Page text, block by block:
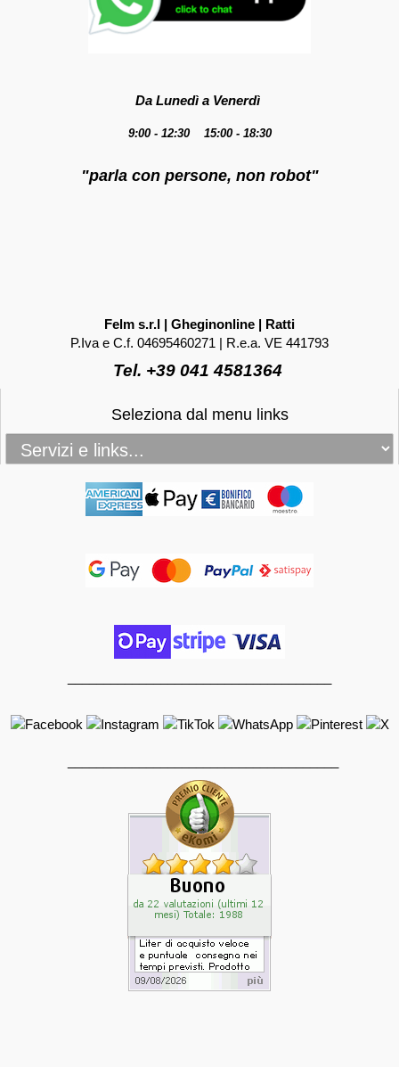
Da Lunedì a Venerdì
9:00 - 12:30 15:00 - 18:30
"parla con persone, non robot"
Felm s.r.l | Gheginonline | Ratti
P.Iva e C.f. 04695460271 | R.e.a. VE 441793
Tel. +39 041 4581364
Seleziona dal menu links